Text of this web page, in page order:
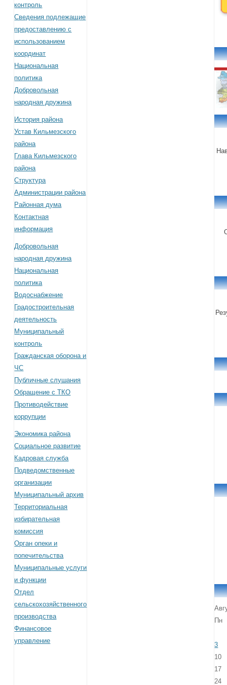
контроль
Сведения подлежащие
предоставлению с
использованием
координат
Национальная
политика
Добровольная
народная дружина
История района
Устав Кильмезского
района
Глава Кильмезского
района
Структура
Администрации района
Районная дума
Контактная
информация
Добровольная
народная дружина
Национальная
политика
Водоснабжение
Градостроительная
деятельность
Муниципальный
контроль
Гражданская оборона и
ЧС
Публичные слушания
Обращение с ТКО
Противодействие
коррупции
Экономика района
Социальное развитие
Кадровая служба
Подведомственные
организации
Муниципальный архив
Территориальная
избирательная
комиссия
Орган опеки и
попечительства
Муниципальные услуги
и функции
Отдел
сельскохозяйственного
производства
Финансовое
управление
Пн
3
10
17
24